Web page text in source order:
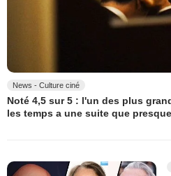
News - Culture ciné
Noté 4,5 sur 5 : l'un des plus
les temps a une suite que